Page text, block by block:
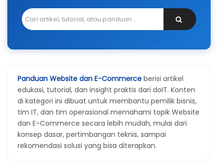
Panduan Website dan E-Commerce berisi artikel
edukasi, tutorial, dan insight praktis dari doIT. Konten
di kategori ini dibuat untuk membantu pemilik bisnis,
tim IT, dan tim operasional memahami topik Website
dan E-Commerce secara lebih mudah, mulai dari
konsep dasar, pertimbangan teknis, sampai
rekomendasi solusi yang bisa diterapkan.